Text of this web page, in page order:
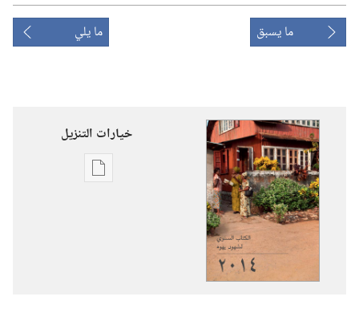
ما يسبق ما يلي
خيارات التنزيل
خيارات